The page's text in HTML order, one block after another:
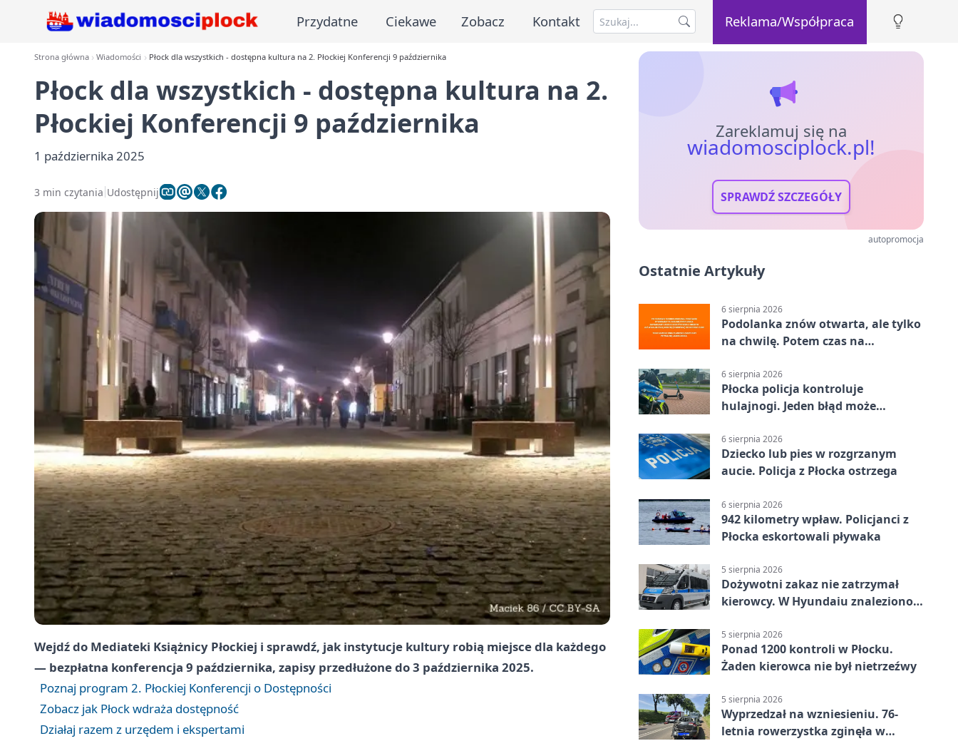
Przydatne Ciekawe Zobacz Kontakt Reklama/Współpraca
Strona główna Wiadomości Płock dla wszystkich - dostępna kultura na 2. Płockiej Konferencji 9 października
Płock dla wszystkich - dostępna kultura na 2.
Płockiej Konferencji 9 października
1 października 2025
3 min czytania Udostępnij
Wejdź do Mediateki Książnicy Płockiej i sprawdź, jak instytucje kultury robią miejsce dla każdego
— bezpłatna konferencja 9 października, zapisy przedłużone do 3 października 2025.
Poznaj program 2. Płockiej Konferencji o Dostępności
Zobacz jak Płock wdraża dostępność
Działaj razem z urzędem i ekspertami
Zareklamuj się na
wiadomosciplock.pl!
SPRAWDŹ SZCZEGÓŁY
autopromocja
Ostatnie Artykuły
6 sierpnia 2026
Podolanka znów otwarta, ale tylko
na chwilę. Potem czas na
6 sierpnia 2026
Płocka policja kontroluje
hulajnogi. Jeden błąd może
6 sierpnia 2026
Dziecko lub pies w rozgrzanym
aucie. Policja z Płocka ostrzega
6 sierpnia 2026
942 kilometry wpław. Policjanci z
Płocka eskortowali pływaka
5 sierpnia 2026
Dożywotni zakaz nie zatrzymał
kierowcy. W Hyundaiu znaleziono
5 sierpnia 2026
Ponad 1200 kontroli w Płocku.
Żaden kierowca nie był nietrzeźwy
5 sierpnia 2026
Wyprzedzał na wzniesieniu. 76-
letnia rowerzystka zginęła w